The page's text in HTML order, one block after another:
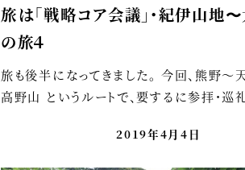
旅は「戦略コア会議」・紀伊山地
の旅４
旅も後半になってきました。 今回、熊野～
高野山 というルートで、要するに参拝・
2019年4月4日